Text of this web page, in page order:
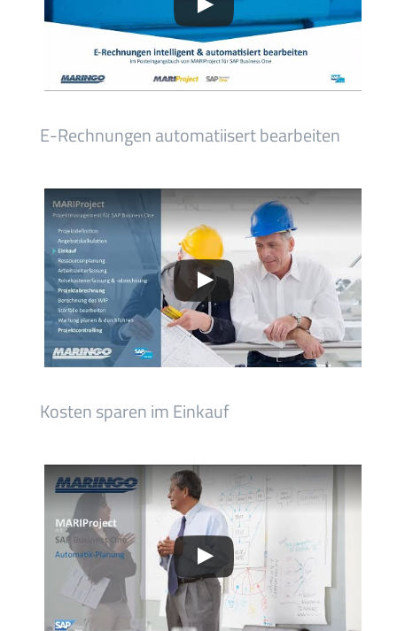
E-Rechnungen automatiisert bearbeiten
Kosten sparen im Einkauf